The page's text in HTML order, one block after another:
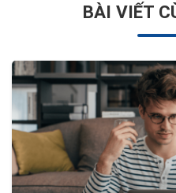
BÀI VIẾT